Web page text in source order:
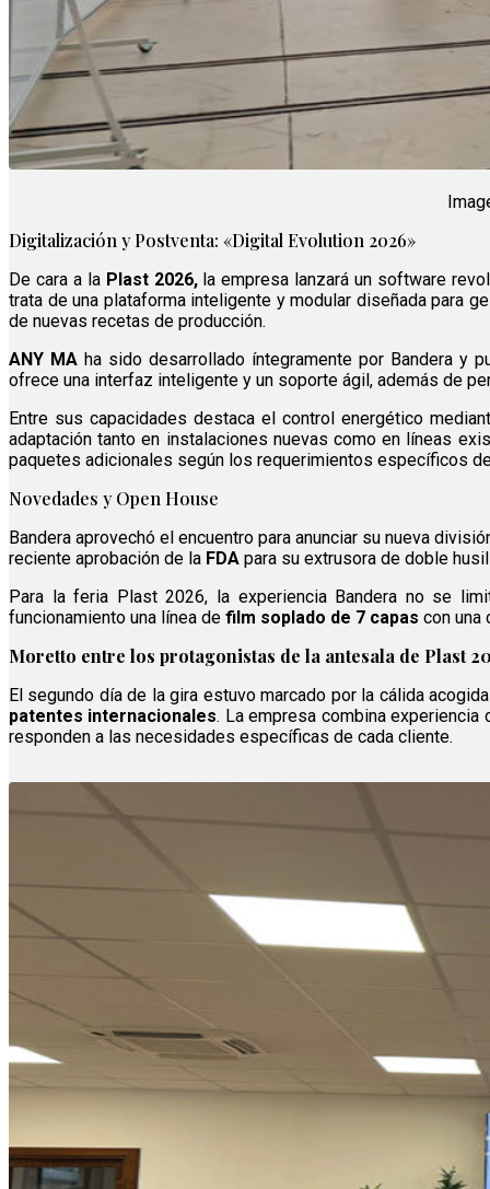
Digitalización y Postventa: «Digital Evolution 2026»
De cara a laPlast 2026, la empresa lanzará un software
trata de una plataforma inteligente y modular diseñada para
de nuevas recetas de producción.
ANY MA ha sido desarrollado íntegramente por Bandera y
ofrece una interfaz inteligente y un soporte ágil, además de
Entre sus capacidades destaca el control energético
adaptación tanto en instalaciones nuevas como en líneas
paquetes adicionales según los requerimientos específicos
Novedades y Open House
Bandera aprovechó el encuentro para anunciar su nueva
reciente aprobación de la FDA para su extrusora de doble
Para la feria Plast 2026, la experiencia Bandera no se
funcionamiento una línea de film soplado de 7 capas con una
Moretto entre los protagonistas de la antesala de Plast
El segundo día de la gira estuvo marcado por la cálida
patentes internacionales. La empresa combina
responden a las necesidades específicas de cada cliente.